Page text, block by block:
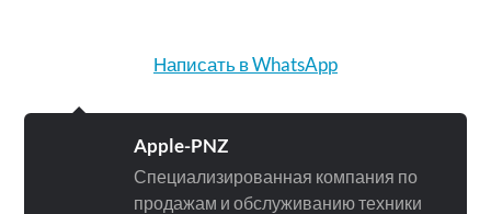
Написать в WhatsApp
Apple-PNZ
Специализированная компания по
продажам и обслуживанию техники